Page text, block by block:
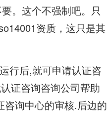
。这个不强制吧。只
资质，这只是其
行后,就可申请认证咨
证咨询咨询公司帮助
询中心的审核.后边的